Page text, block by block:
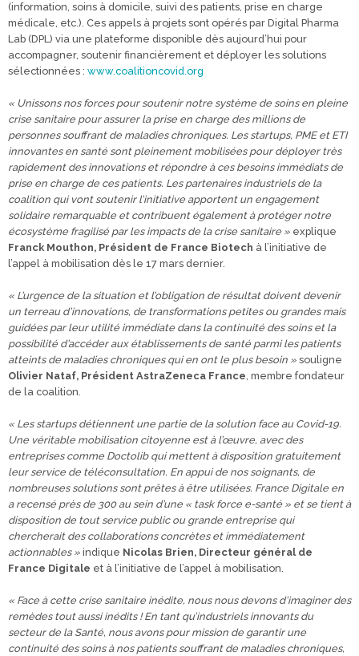
(information, soins à domicile, suivi des patients, prise en charge
médicale, etc.). Ces appels à projets sont opérés par Digital Pharma
Lab (DPL) via une plateforme disponible dès aujourd’hui pour
accompagner, soutenir financièrement et déployer les solutions
sélectionnées : www.coalitioncovid.org
« Unissons nos forces pour soutenir notre système de soins en pleine
crise sanitaire pour assurer la prise en charge des millions de
personnes souffrant de maladies chroniques. Les startups, PME et ETI
innovantes en santé sont pleinement mobilisées pour déployer très
rapidement des innovations et répondre à ces besoins immédiats de
prise en charge de ces patients. Les partenaires industriels de la
coalition qui vont soutenir l’initiative apportent un engagement
solidaire remarquable et contribuent également à protéger notre
écosystème fragilisé par les impacts de la crise sanitaire » explique
Franck Mouthon, Président de France Biotech à l’initiative de
l’appel à mobilisation dès le 17 mars dernier.
« L’urgence de la situation et l’obligation de résultat doivent devenir
un terreau d’innovations, de transformations petites ou grandes mais
guidées par leur utilité immédiate dans la continuité des soins et la
possibilité d’accéder aux établissements de santé parmi les patients
atteints de maladies chroniques qui en ont le plus besoin » souligne
Olivier Nataf, Président AstraZeneca France, membre fondateur
de la coalition.
« Les startups détiennent une partie de la solution face au Covid-19.
Une véritable mobilisation citoyenne est à l’œuvre, avec des
entreprises comme Doctolib qui mettent à disposition gratuitement
leur service de téléconsultation. En appui de nos soignants, de
nombreuses solutions sont prêtes à être utilisées. France Digitale en
a recensé près de 300 au sein d’une « task force e-santé » et se tient à
disposition de tout service public ou grande entreprise qui
chercherait des collaborations concrètes et immédiatement
actionnables » indique Nicolas Brien, Directeur général de
France Digitale et à l’initiative de l’appel à mobilisation.
« Face à cette crise sanitaire inédite, nous nous devons d’imaginer des
remèdes tout aussi inédits ! En tant qu’industriels innovants du
secteur de la Santé, nous avons pour mission de garantir une
continuité des soins à nos patients souffrant de maladies chroniques,